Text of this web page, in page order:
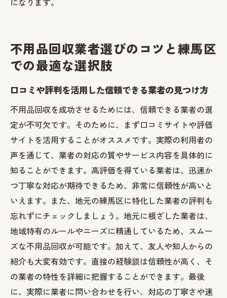
個人情報保護のための法律とその遵守方法
不用品回収業者選びのコツと練馬区
での最適な選択肢
口コミや評判を活用した信頼できる業者の見つけ方
不用品回収を成功させるためには、信頼できる業者の選
定が不可欠です。そのために、まず口コミサイトや評価
サイトを活用することがオススメです。実際の利用者の
声を通じて、業者の対応の質やサービス内容を具体的に
知ることができます。高評価を得ている業者は、迅速か
つ丁寧な対応が期待できるため、非常に信頼性が高いと
いえます。また、地元の練馬区に特化した業者の評判も
忘れずにチェックしましょう。地元に根ざした業者は、
地域特有のルールやニーズに精通しているため、スムー
ズな不用品回収が可能です。加えて、友人や知人からの
紹介も大変有効です。直接の経験談は信頼性が高く、そ
の業者の特性を詳細に把握することができます。最後
に、実際に業者に問い合わせを行い、対応の丁寧さや速